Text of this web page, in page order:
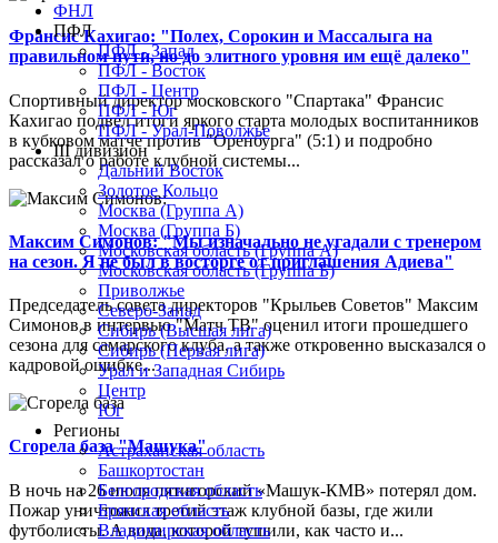
Франсис Кахигао: "Полех, Сорокин и Массалыга на
правильном пути, но до элитного уровня им ещё далеко"
Спортивный директор московского "Спартака" Франсис
Кахигао подвел итоги яркого старта молодых воспитанников
в кубковом матче против "Оренбурга" (5:1) и подробно
рассказал о работе клубной системы...
Максим Симонов: "Мы изначально не угадали с тренером
на сезон. Я не был в восторге от приглашения Адиева"
Председатель совета директоров "Крыльев Советов" Максим
Симонов в интервью "Матч ТВ" оценил итоги прошедшего
сезона для самарского клуба, а также откровенно высказался о
кадровой ошибке...
Сгорела база "Машука"
В ночь на 26 июля пятигорский «Машук-КМВ» потерял дом.
Пожар уничтожил третий этаж клубной базы, где жили
футболисты. А вода, которой тушили, как часто и...
ФНЛ
ПФЛ
ПФЛ - Запад
ПФЛ - Восток
ПФЛ - Центр
ПФЛ - Юг
ПФЛ - Урал-Поволжье
III дивизион
Дальний Восток
Золотое Кольцо
Москва (Группа А)
Москва (Группа Б)
Московская область (Группа А)
Московская область (Группа Б)
Приволжье
Северо-Запад
Сибирь (Высшая лига)
Сибирь (Первая лига)
Урал и Западная Сибирь
Центр
Юг
Регионы
Астраханская область
Башкортостан
Белгородская область
Брянская область
Владимирская область